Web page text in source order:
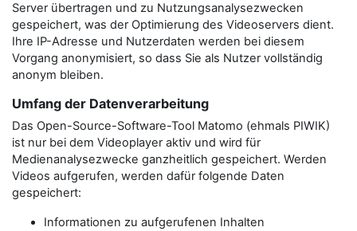
Server übertragen und zu Nutzungsanalysezwecken
gespeichert, was der Optimierung des Videoservers dient.
Ihre IP-Adresse und Nutzerdaten werden bei diesem
Vorgang anonymisiert, so dass Sie als Nutzer vollständig
anonym bleiben.
Umfang der Datenverarbeitung
Das Open-Source-Software-Tool Matomo (ehmals PIWIK)
ist nur bei dem Videoplayer aktiv und wird für
Medienanalysezwecke ganzheitlich gespeichert. Werden
Videos aufgerufen, werden dafür folgende Daten
gespeichert:
Informationen zu aufgerufenen Inhalten